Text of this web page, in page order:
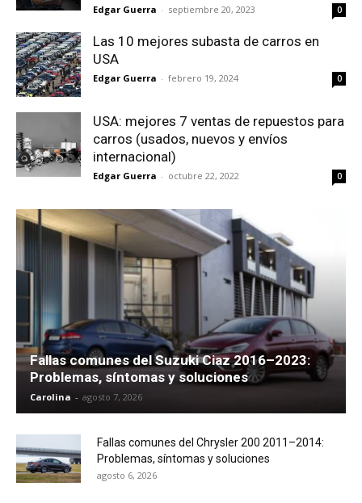
Edgar Guerra - septiembre 20, 2023 0
Las 10 mejores subasta de carros en
USA
Edgar Guerra - febrero 19, 2024 0
USA: mejores 7 ventas de repuestos para
carros (usados, nuevos y envíos
internacional)
Edgar Guerra - octubre 22, 2022 0
Fallas comunes del Suzuki Ciaz 2016–2023:
Problemas, síntomas y soluciones
Carolina - agosto 7, 2026
Fallas comunes del Chrysler 200 2011–2014:
Problemas, síntomas y soluciones
agosto 6, 2026